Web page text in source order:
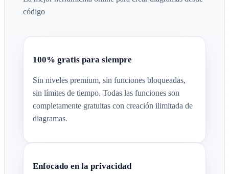
código
100% gratis para siempre
Sin niveles premium, sin funciones bloqueadas,
sin límites de tiempo. Todas las funciones son
completamente gratuitas con creación ilimitada de
diagramas.
Enfocado en la privacidad